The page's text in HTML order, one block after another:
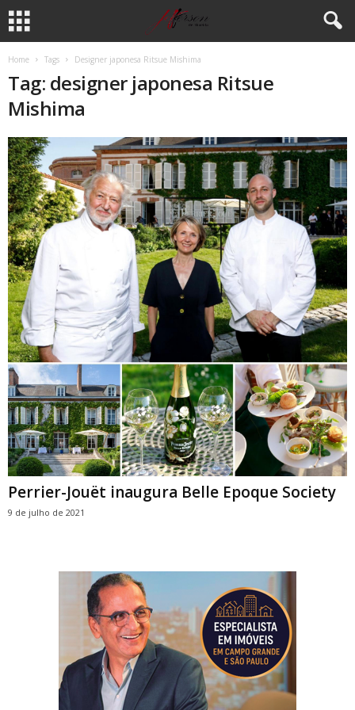
Home Tags Designer japonesa Ritsue Mishima
Tag: designer japonesa Ritsue
Mishima
Perrier-Jouët inaugura Belle Epoque Society
9 de julho de 2021